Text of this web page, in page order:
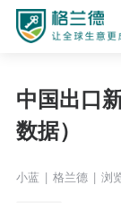
中国出口
数据）
小蓝 | 格兰德 | 浏